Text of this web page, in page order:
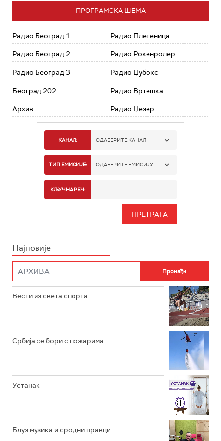
ПРОГРАМСКА ШЕМА
Радио Београд 1
Радио Београд 2
Радио Београд 3
Београд 202
Архив
Радио Плетеница
Радио Рокенролер
Радио Џубокс
Радио Вртешка
Радио Џезер
КАНАЛ: ОДАБЕРИТЕ КАНАЛ
РАДИО БЕОГРАД 1
РАДИО БЕОГРАД 3
РАДИО РОКЕНРОЛЕР
РАДИО ЏЕЗЕР
ТИП ЕМИСИЈЕ: ОДАБЕРИТЕ ЕМИСИЈУ
ИНФО
КЉУЧНА РЕЧ:
Најновије
Вести из света спорта
Србија се бори с пожарима
Устанак
Блуз музика и сродни правци